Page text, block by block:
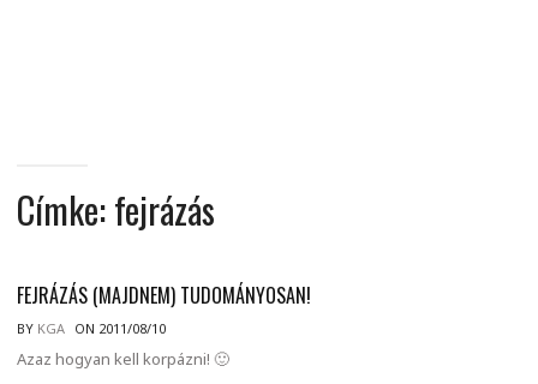
Címke:fejrázás
FEJRÁZÁS (MAJDNEM) TUDOMÁNYOSAN!
BY KGA ON 2011/08/10
Azaz hogyan kell korpázni! 🙂